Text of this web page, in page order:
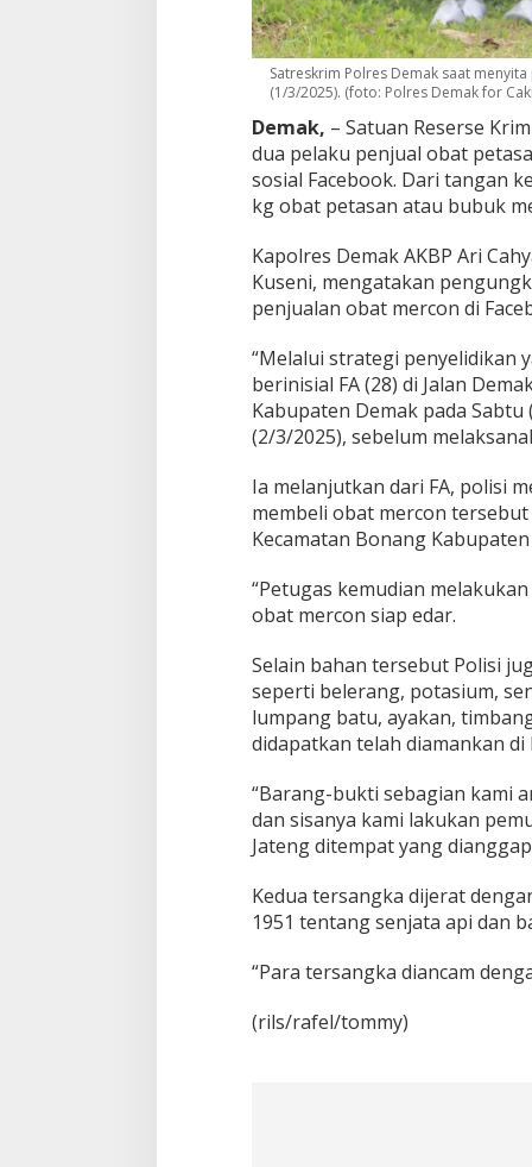
S
i
t
a
3
K
g
B
u
b
k
M
e
c
o
n
Satreskrim Polres Demak saat
(1/3/2025). (foto: Polres Demak for
Demak, – Satuan Reserse
dua pelaku penjual obat
sosial Facebook. Dari tangan
kg obat petasan atau bubuk
Kapolres Demak AKBP Ari
Kuseni, mengatakan
penjualan obat mercon di
“Melalui strategi penyelidikan
berinisial FA (28) di Jalan
Kabupaten Demak pada
(2/3/2025), sebelum
Ia melanjutkan dari FA, polisi
membeli obat mercon
Kecamatan Bonang
“Petugas kemudian
obat mercon siap edar.
Selain bahan tersebut Polisi
seperti belerang, potasium,
lumpang batu, ayakan,
didapatkan telah diamankan di
“Barang-bukti sebagian kami
dan sisanya kami lakukan
Jateng ditempat yang
Kedua tersangka dijerat
1951 tentang senjata api dan
“Para tersangka diancam
(rils/rafel/tommy)